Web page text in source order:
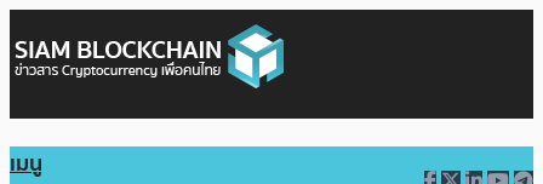
เมนู